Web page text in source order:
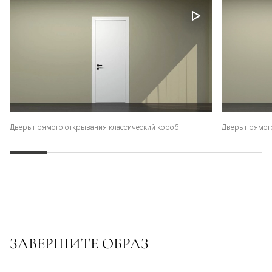
Дверь прямого открывания классический короб Дверь
ЗАВЕРШИТЕ ОБРАЗ